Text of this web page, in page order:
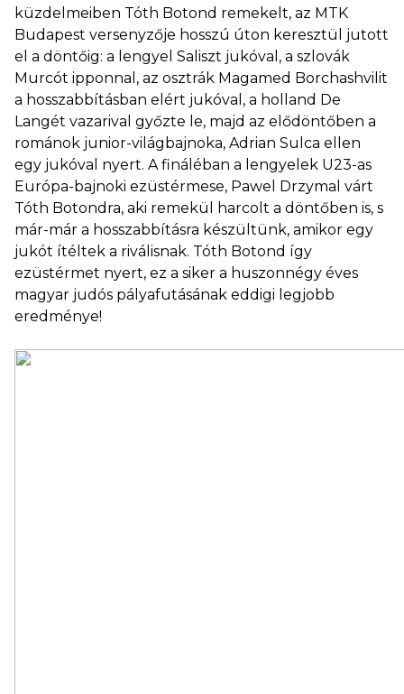
küzdelmeiben Tóth Botond remekelt, az MTK
Budapest versenyzője hosszú úton keresztül jutott
el a döntőig: a lengyel Saliszt jukóval, a szlovák
Murcót ipponnal, az osztrák Magamed Borchashvilit
a hosszabbításban elért jukóval, a holland De
Langét vazarival győzte le, majd az elődöntőben a
románok junior-világbajnoka, Adrian Sulca ellen
egy jukóval nyert. A fináléban a lengyelek U23-as
Európa-bajnoki ezüstérmese, Pawel Drzymal várt
Tóth Botondra, aki remekül harcolt a döntőben is, s
már-már a hosszabbításra készültünk, amikor egy
jukót ítéltek a riválisnak. Tóth Botond így
ezüstérmet nyert, ez a siker a huszonnégy éves
magyar judós pályafutásának eddigi legjobb
eredménye!